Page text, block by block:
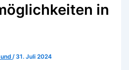
in
/31. Juli 2024